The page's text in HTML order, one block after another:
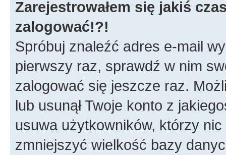
Zarejestrowałem się jakiś
zalogować!?!
Spróbuj znaleźć adres e-mail
pierwszy raz, sprawdź w nim
zalogować się jeszcze raz.
lub usunął Twoje konto z
usuwa użytkowników, którzy
zmniejszyć wielkość bazy